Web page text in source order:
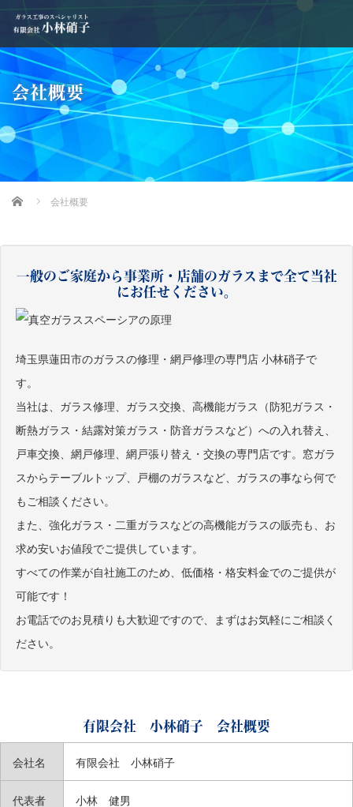
会社概要
Home 会社概要
一般のご家庭から事業所・店舗のガラスまで全て当社
にお任せください。
埼玉県蓮田市のガラスの修理・網戸修理の専門店 小林硝子で
す。
当社は、ガラス修理、ガラス交換、高機能ガラス（防犯ガラス・
断熱ガラス・結露対策ガラス・防音ガラスなど）への入れ替え、
戸車交換、網戸修理、網戸張り替え・交換の専門店です。窓ガラ
スからテーブルトップ、戸棚のガラスなど、ガラスの事なら何で
もご相談ください。
また、強化ガラス・二重ガラスなどの高機能ガラスの販売も、お
求め安いお値段でご提供しています。
すべての作業が自社施工のため、低価格・格安料金でのご提供が
可能です！
お電話でのお見積りも大歓迎ですので、まずはお気軽にご相談く
ださい。
有限会社 小林硝子 会社概要
会社名 有限会社 小林硝子
代表者 小林 健男